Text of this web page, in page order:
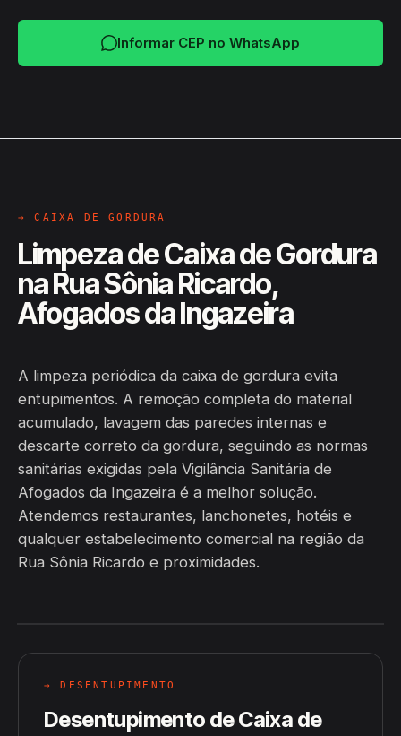
Informar CEP no WhatsApp
→ CAIXA DE GORDURA
Limpeza de Caixa de Gordura
na Rua Sônia Ricardo,
Afogados da Ingazeira
A limpeza periódica da caixa de gordura evita
entupimentos. A remoção completa do material
acumulado, lavagem das paredes internas e
descarte correto da gordura, seguindo as normas
sanitárias exigidas pela Vigilância Sanitária de
Afogados da Ingazeira é a melhor solução.
Atendemos restaurantes, lanchonetes, hotéis e
qualquer estabelecimento comercial na região da
Rua Sônia Ricardo e proximidades.
→ DESENTUPIMENTO
Desentupimento de Caixa de